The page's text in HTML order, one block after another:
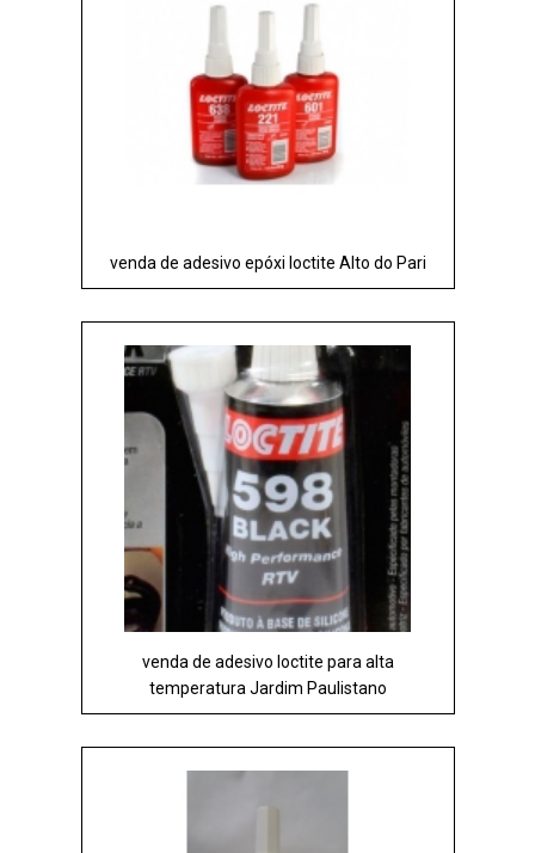
venda de adesivo epóxi loctite Alto do Pari
venda de adesivo loctite para alta
temperatura Jardim Paulistano